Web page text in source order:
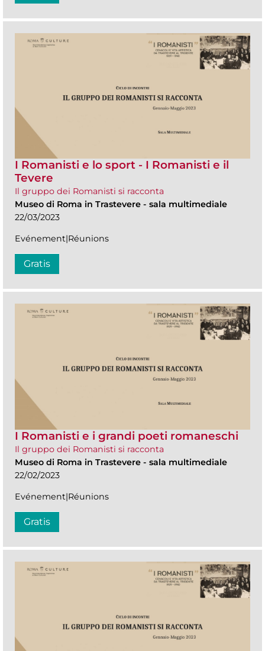
I Romanisti e lo sport - I Romanisti e il
Tevere
Il gruppo dei Romanisti si racconta
Museo di Roma in Trastevere - sala multimediale
22/03/2023
Evénement|Réunions
Gratis
I Romanisti e i grandi poeti romaneschi
Il gruppo dei Romanisti si racconta
Museo di Roma in Trastevere - sala multimediale
22/02/2023
Evénement|Réunions
Gratis